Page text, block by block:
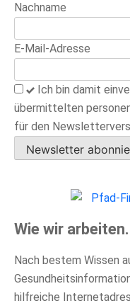
Nachname
E-Mail-Adresse
Ich bin damit
übermittelten
für den
Newsletter
Wie wir
Nach bestem Wissen
hilfreiche